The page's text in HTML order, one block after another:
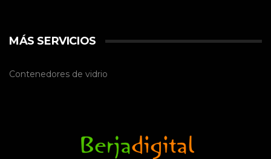
MÁS SERVICIOS
Contenedores de vidrio